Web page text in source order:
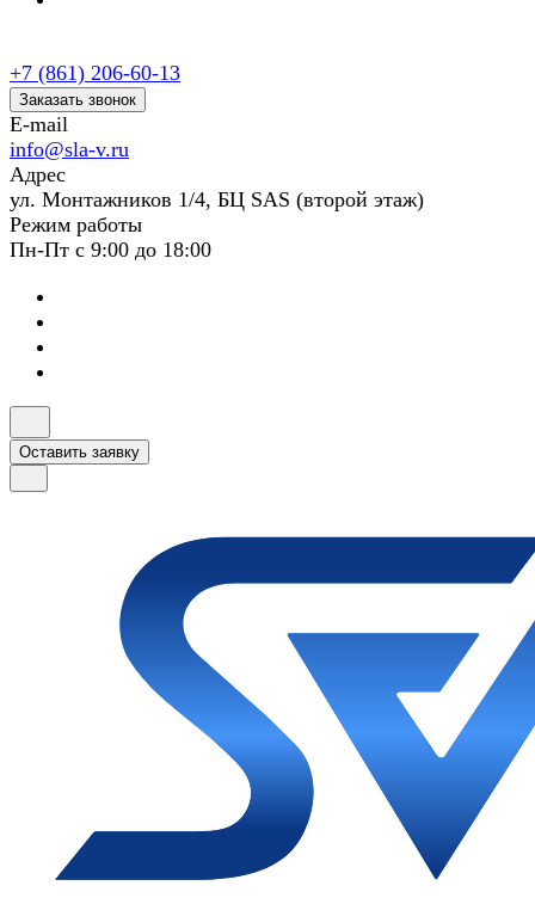
+7 (861) 206-60-13
Заказать звонок
E-mail
info@sla-v.ru
Адрес
ул. Монтажников 1/4, БЦ SAS (второй этаж)
Режим работы
Пн-Пт с 9:00 до 18:00
Оставить заявку